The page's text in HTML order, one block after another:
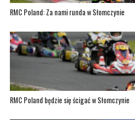
RMC Poland: Za nami runda w Słomczynie
RMC Poland będzie się ścigać w Słomczynie